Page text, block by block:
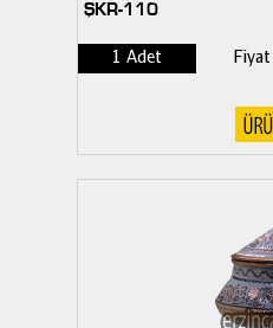
ŞKR-110
1 Adet